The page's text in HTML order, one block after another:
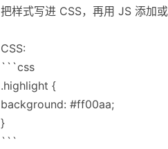
把样式写进 CSS，再用 JS 添加
CSS:
```css
.highlight {
background: #ff00aa;
}
```